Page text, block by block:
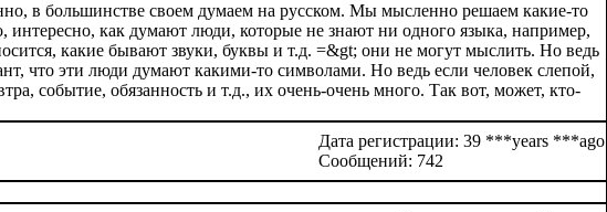
в большинстве своем думаем на русском. Мы мысленно решаем какие-то
интересно, как думают люди, которые не знают ни одного языка, например,
какие бывают звуки, буквы и т.д. =&gt; они не могут мыслить. Но ведь
что эти люди думают какими-то символами. Но ведь если человек слепой,
событие, обязанность и т.д., их очень-очень много. Так вот, может, кто-
Дата регистрации: 39 ***years ***ago
Сообщений: 742